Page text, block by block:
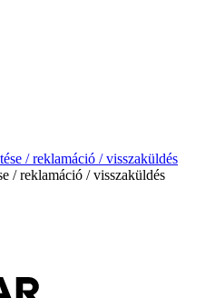
/ reklamáció / visszaküldés
/ reklamáció / visszaküldés